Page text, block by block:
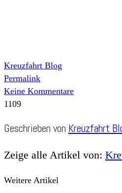
Kreuzfahrt Blog
Permalink
Keine Kommentare
1109
Geschrieben von Kreuzfahrt
Zeige alle Artikel von:
Weitere Artikel